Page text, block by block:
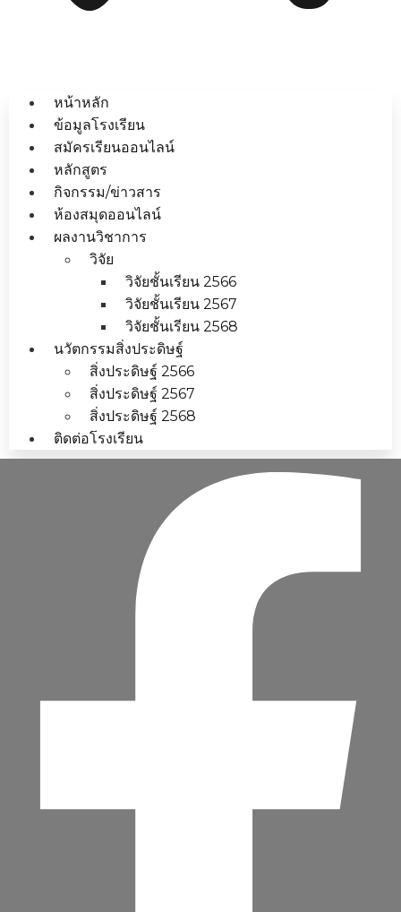
หน้าหลัก
ข้อมูลโรงเรียน
สมัครเรียนออนไลน์
หลักสูตร
กิจกรรม/ข่าวสาร
ห้องสมุดออนไลน์
ผลงานวิชาการ
วิจัย
วิจัยชั้นเรียน 2566
วิจัยชั้นเรียน 2567
วิจัยชั้นเรียน 2568
นวัตกรรมสิ่งประดิษฐ์
สิ่งประดิษฐ์ 2566
สิ่งประดิษฐ์ 2567
สิ่งประดิษฐ์ 2568
ติดต่อโรงเรียน